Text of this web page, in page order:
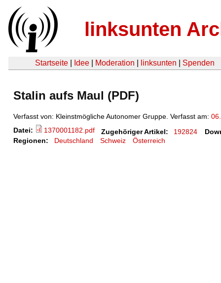
linksunten
Startseite Idee Moderation linksunten Spenden
Stalin aufs Maul (PDF)
Verfasst von: Kleinstmögliche Autonomer Gruppe. Verfasst am:
Datei:
1370001182.pdf Zugehöriger Artikel: 192824
Regionen:
Deutschland Schweiz Österreich